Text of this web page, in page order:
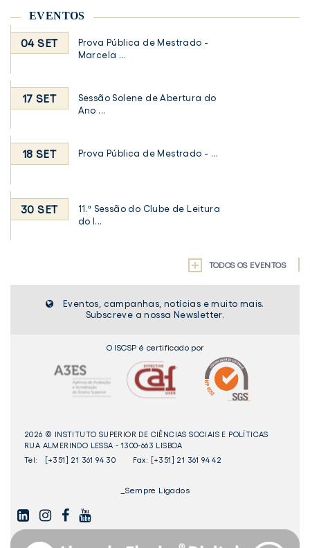
EVENTOS
04 SET
Prova Pública de Mestrado -
Marcela ...
17 SET
Sessão Solene de Abertura do
Ano ...
18 SET Prova Pública de Mestrado - ...
30 SET
11.ª Sessão do Clube de Leitura
do I...
TODOS OS EVENTOS
Eventos, campanhas, notícias e muito mais.
Subscreve a nossa Newsletter.
O ISCSP é certificado por
2026 © INSTITUTO SUPERIOR DE CIÊNCIAS SOCIAIS E POLÍTICAS
RUA ALMERINDO LESSA - 1300-663 LISBOA
Tel:
[+351] 21 361 94 30 Fax: [+351] 21 361 94 42
_Sempre Ligados
LINKEDININSTAGAMFACEBOOK
YOUTUBE